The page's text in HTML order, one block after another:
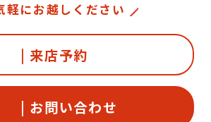
軽にお越しください
| 来店予約
| お問い合わせ